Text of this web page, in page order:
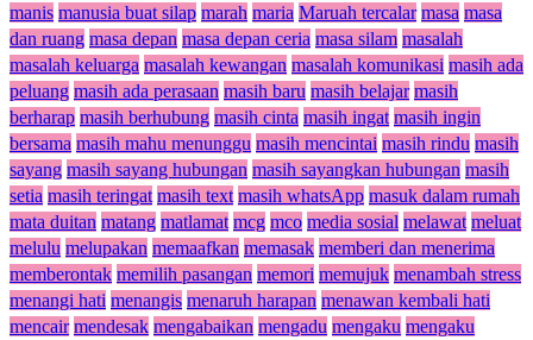
manis manusia buat silap marah maria Maruah tercalar masa masa
dan ruang masa depan masa depan ceria masa silam masalah
masalah keluarga masalah kewangan masalah komunikasi masih ada
peluang masih ada perasaan masih baru masih belajar masih
berharap masih berhubung masih cinta masih ingat masih ingin
bersama masih mahu menunggu masih mencintai masih rindu masih
sayang masih sayang hubungan masih sayangkan hubungan masih
setia masih teringat masih text masih whatsApp masuk dalam rumah
mata duitan matang matlamat mcg mco media sosial melawat meluat
melulu melupakan memaafkan memasak memberi dan menerima
memberontak memilih pasangan memori memujuk menambah stress
menangi hati menangis menaruh harapan menawan kembali hati
mencair mendesak mengabaikan mengadu mengaku mengaku